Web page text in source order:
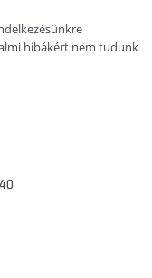
hibákért nem tudunk